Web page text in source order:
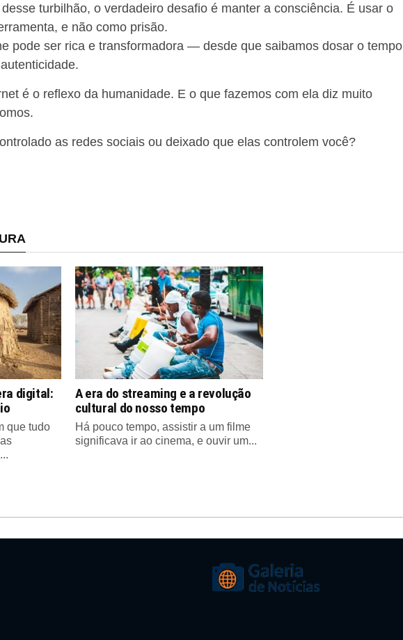
turbilhão, o verdadeiro desafio é manter a consciência. É usar o
e não como prisão.
pode ser rica e transformadora — desde que saibamos dosar o tempo
é o reflexo da humanidade. E o que fazemos com ela diz muito
as redes sociais ou deixado que elas controlem você?
digital:
que tudo
A era do streaming e a revolução
cultural do nosso tempo
Há pouco tempo, assistir a um filme
significava ir ao cinema, e ouvir um...